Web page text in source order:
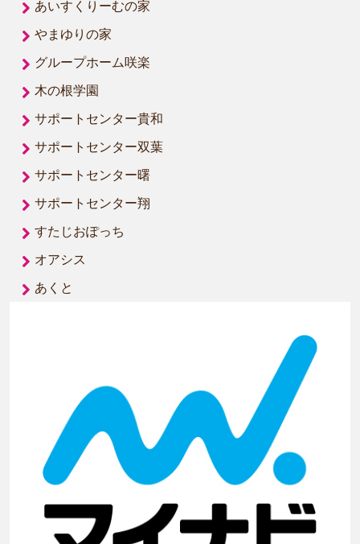
あいすくりーむの家
やまゆりの家
グループホーム咲楽
木の根学園
サポートセンター貴和
サポートセンター双葉
サポートセンター曙
サポートセンター翔
すたじおぽっち
オアシス
あくと